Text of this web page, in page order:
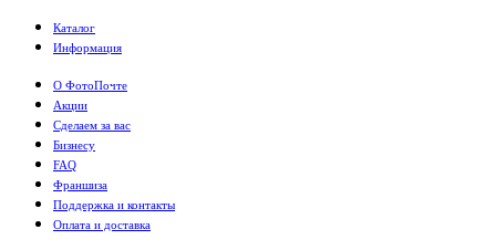
Каталог
Информация
О ФотоПочте
Акции
Сделаем за вас
Бизнесу
FAQ
Франшиза
Поддержка и контакты
Оплата и доставка